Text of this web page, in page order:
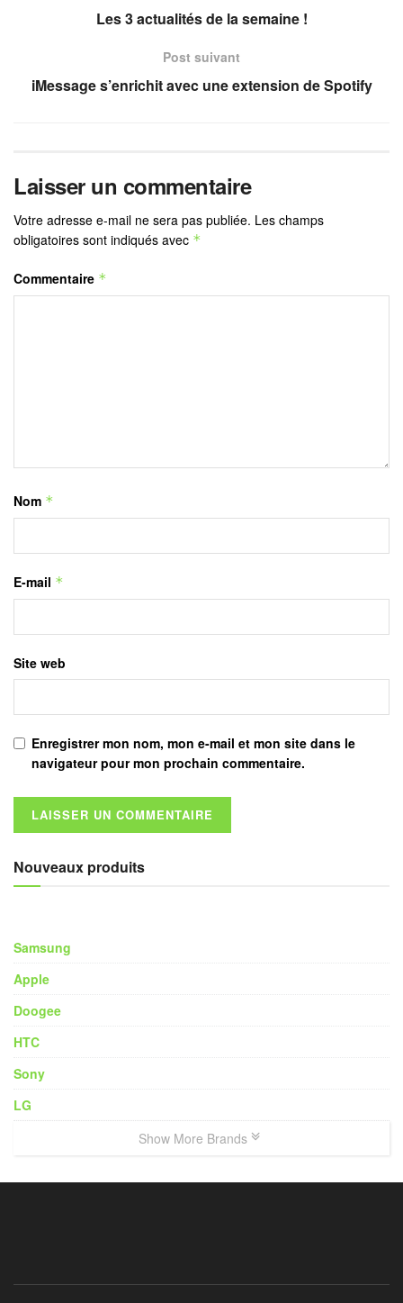
Les 3 actualités de la semaine !
Post suivant
iMessage s’enrichit avec une extension de Spotify
Laisser un commentaire
Votre adresse e-mail ne sera pas publiée. Les champs
obligatoires sont indiqués avec *
Commentaire *
Nom *
E-mail *
Site web
Enregistrer mon nom, mon e-mail et mon site dans le
navigateur pour mon prochain commentaire.
Nouveaux produits
Samsung
Apple
Doogee
HTC
Sony
LG
Show More Brands